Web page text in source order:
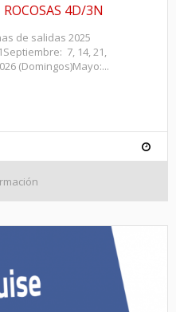
4D/3N
de salidas 2025
7, 14, 21,
(Domingos)Mayo:...